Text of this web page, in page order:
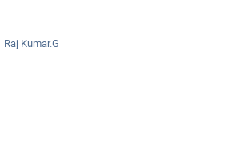
Raj Kumar.G